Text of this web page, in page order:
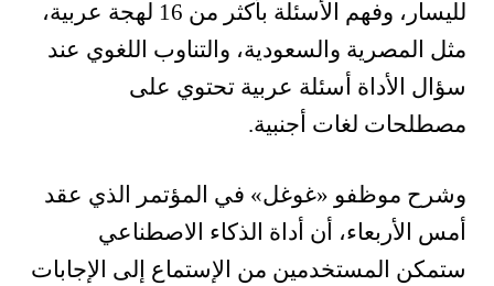
لليسار، وفهم الأسئلة بأكثر من 16 لهجة عربية،
مثل المصرية والسعودية، والتناوب اللغوي عند
سؤال الأداة أسئلة عربية تحتوي على
مصطلحات لغات أجنبية.
وشرح موظفو «غوغل» في المؤتمر الذي عقد
أمس الأربعاء، أن أداة الذكاء الاصطناعي
ستمكن المستخدمين من الإستماع إلى الإجابات